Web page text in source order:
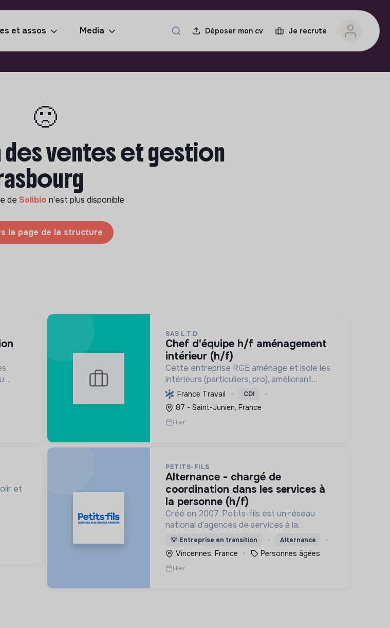
et assos Media Déposer mon cv Je recrute
🙁
des ventes et gestion
de Solibio n'est plus disponible
la page de la structure
SAS L.T.D
chef d'équipe h/f aménagement
intérieur (h/f)
Cette entreprise RGE aménage et isole les
intérieurs (particuliers, pro), améliorant
confort et performance énergétique grâce
à la plâtrerie, aux plafonds suspendus et à la
menuiserie d'agencement.
France Travail CDI
87 - Saint-Junien, France
Hier
et
les
le
PETITS-FILS
alternance - chargé de
coordination dans les services à
la personne (h/f)
Créé en 2007, Petits-fils est un réseau
national d'agences de services à la
personne spécialisées dans l'aide à domicile
pour les personnes âgées.
💡 Entreprise en transition Alternance
Vincennes, France Personnes âgées
Hier